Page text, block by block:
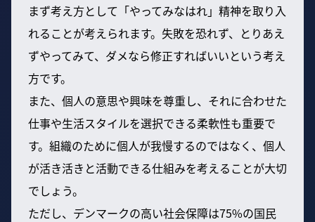
まず考え方として「やってみなはれ」精神を取り入
れることが考えられます。失敗を恐れず、とりあえ
ずやってみて、ダメなら修正すればいいという考え
方です。
また、個人の意思や興味を尊重し、それに合わせた
仕事や生活スタイルを選択できる柔軟性も重要で
す。組織のために個人が我慢するのではなく、個人
が活き活きと活動できる仕組みを考えることが大切
でしょう。
ただし、デンマークの高い社会保障は75%の国民